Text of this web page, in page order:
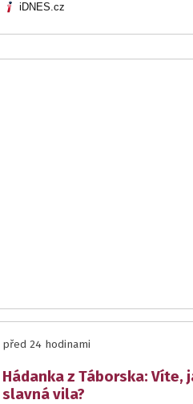
iDNES.cz
před 24 hodinami
Hádanka z Táborska: Víte,
slavná vila?